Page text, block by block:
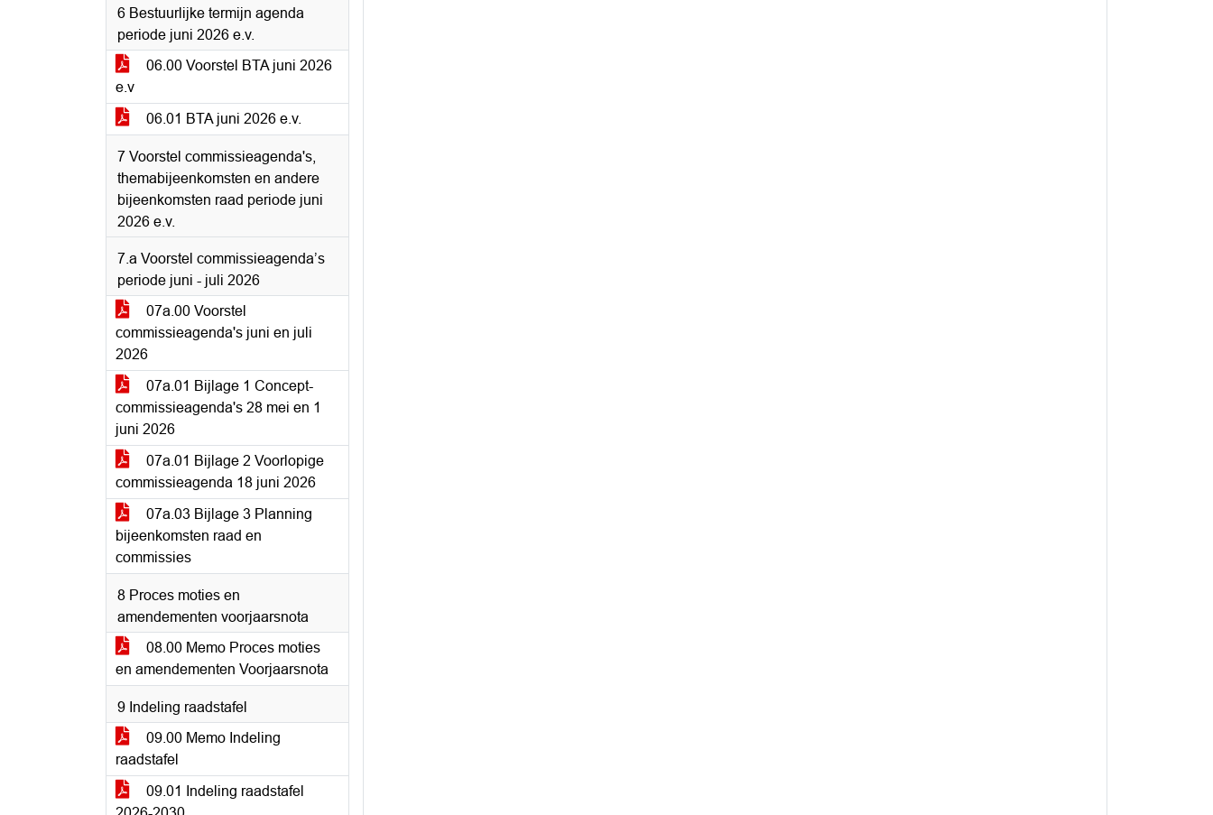
6 Bestuurlijke termijn agenda
periode juni 2026 e.v.
06.00 Voorstel BTA juni 2026
e.v
06.01 BTA juni 2026 e.v.
7 Voorstel commissieagenda's,
themabijeenkomsten en andere
bijeenkomsten raad periode juni
2026 e.v.
7.a Voorstel commissieagenda’s
periode juni - juli 2026
07a.00 Voorstel
commissieagenda's juni en juli
2026
07a.01 Bijlage 1 Concept-
commissieagenda's 28 mei en 1
juni 2026
07a.01 Bijlage 2 Voorlopige
commissieagenda 18 juni 2026
07a.03 Bijlage 3 Planning
bijeenkomsten raad en
commissies
8 Proces moties en
amendementen voorjaarsnota
08.00 Memo Proces moties
en amendementen Voorjaarsnota
9 Indeling raadstafel
09.00 Memo Indeling
raadstafel
09.01 Indeling raadstafel